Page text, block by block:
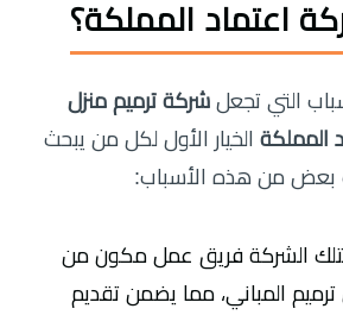
اعتماد المملكة؟
التي تجعل شركة ترميم منزل
المملكة الخيار الأول لكل من يبحث
بعض من هذه الأسباب:
الشركة فريق عمل مكون من
المباني، مما يضمن تقديم